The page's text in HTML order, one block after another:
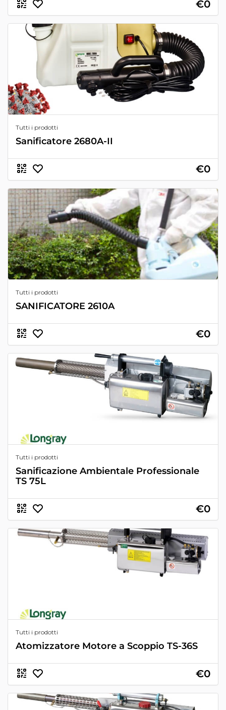
€0
Tutti i prodotti
Sanificatore 2680A-II
€0
Tutti i prodotti
SANIFICATORE 2610A
€0
Tutti i prodotti
Sanificazione Ambientale Professionale
TS 75L
€0
Tutti i prodotti
Atomizzatore Motore a Scoppio TS-36S
€0